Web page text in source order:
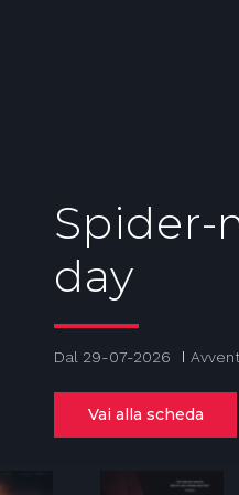
Spider-
day
Dal 29-07-2026
Vai alla scheda